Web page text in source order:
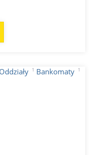
Oddziały 1 Bankomaty 1